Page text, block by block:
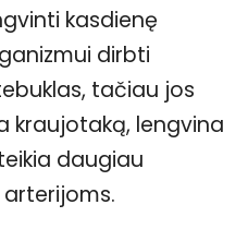
kasdienę
dirbti
tačiau jos
kraujotaką, lengvina
daugiau